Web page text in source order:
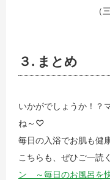
（
３. まとめ
いかがでしょうか！？
ね～♡
毎日の入浴でお肌も健
こちらも、ぜひご一読
ン ～毎日のお風呂を